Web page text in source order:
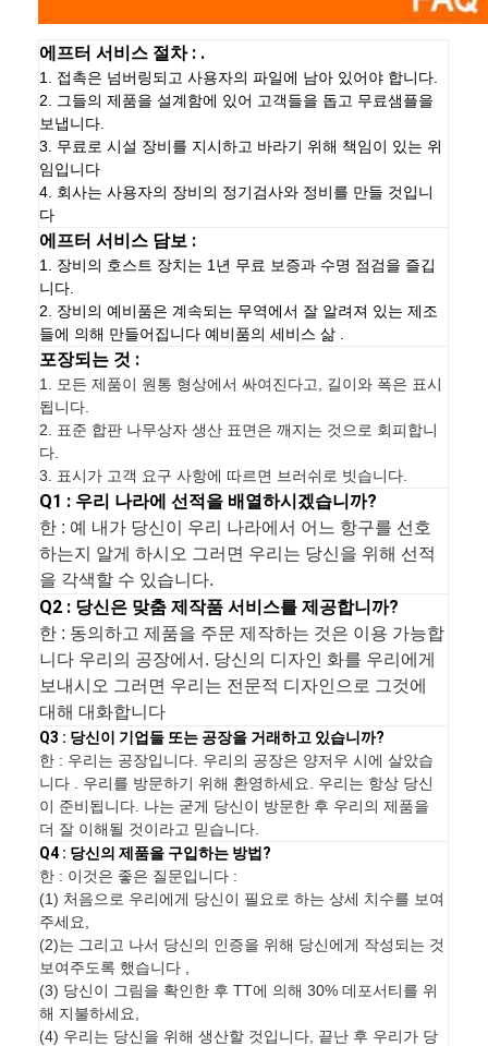
에프터 서비스 절차 : .
1. 접촉은 넘버링되고 사용자의 파일에 남아 있어야 합니다.
2. 그들의 제품을 설계함에 있어 고객들을 돕고 무료샘플을
보냅니다.
3. 무료로 시설 장비를 지시하고 바라기 위해 책임이 있는 위
임입니다
4. 회사는 사용자의 장비의 정기검사와 정비를 만들 것입니
다
에프터 서비스 담보 :
1. 장비의 호스트 장치는 1년 무료 보증과 수명 점검을 즐깁
니다.
2. 장비의 예비품은 계속되는 무역에서 잘 알려져 있는 제조
들에 의해 만들어집니다 예비품의 세비스 삶 .
포장되는 것 :
1.
모든 제품이 원통 형상에서 싸여진다고, 길이와 폭은 표시
됩니다.
2. 표준 합판 나무상자 생산 표면은 깨지는 것으로 회피합니
다.
3. 표시가 고객 요구 사항에 따르면 브러쉬로 빗습니다.
Q1 : 우리 나라에 선적을 배열하시겠습니까?
한 : 예 내가 당신이 우리 나라에서 어느 항구를 선호
하는지 알게 하시오 그러면 우리는 당신을 위해 선적
을 각색할 수 있습니다.
Q2 : 당신은 맞춤 제작품 서비스를 제공합니까?
한 : 동의하고 제품을 주문 제작하는 것은 이용 가능합
니다 우리의 공장에서. 당신의 디자인 화를 우리에게
보내시오 그러면 우리는 전문적 디자인으로 그것에
대해 대화합니다
Q3 : 당신이 기업들 또는 공장을 거래하고 있습니까?
한 : 우리는 공장입니다. 우리의 공장은 양저우 시에 살았습
니다 . 우리를 방문하기 위해 환영하세요. 우리는 항상 당신
이 준비됩니다. 나는 굳게 당신이 방문한 후 우리의 제품을
더 잘 이해될 것이라고 믿습니다.
Q4 : 당신의 제품을 구입하는 방법?
한 : 이것은 좋은 질문입니다 :
(1) 처음으로 우리에게 당신이 필요로 하는 상세 치수를 보여
주세요,
(2)는 그리고 나서 당신의 인증을 위해 당신에게 작성되는 것
보여주도록 했습니다 ,
(3) 당신이 그림을 확인한 후 TT에 의해 30% 데포서티를 위
해 지불하세요,
(4) 우리는 당신을 위해 생산할 것입니다, 끝난 후 우리가 당